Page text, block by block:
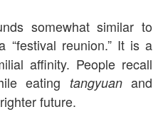
somewhat similar to
“festival reunion.” It is a
affinity. People recall
eating tangyuanand
future.